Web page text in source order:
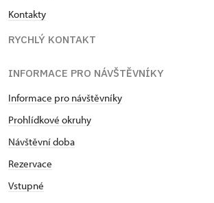
Kontakty
RYCHLÝ KONTAKT
INFORMACE PRO NÁVŠTĚVNÍKY
Informace pro návštěvníky
Prohlídkové okruhy
Návštěvní doba
Rezervace
Vstupné